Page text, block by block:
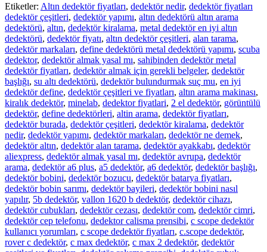
Etiketler: Altın dedektör fiyatları, dedektör nedir, dedektör fiyatları
dedektör çeşitleri, dedektör yapımı, altın dedektörü altın arama
dedektörü, altın, dedektör kiralama, metal dedektör en iyi altın
dedektörü, dedektör fiyatı, altın dedektör çeşitleri, alan tarama,
dedektör markaları, define dedektörü metal dedektörü yapımı, scuba
dedektor, dedektör almak yasal mı, sahibinden dedektör metal
dedektör fiyatları, dedektör almak için gerekli belgeler, dedektör
başlığı, su altı dedektörü, dedektör bulundurmak suç mu, en iyi
dedektör define, dedektör çeşitleri ve fiyatları, altın arama makinası,
kiralık dedektör, minelab, dedektor fiyatlari, 2 el dedektör, görüntülü
dedektör, define dedektörleri, altin arama, dedektör fiyatları,
dedektör burada, dedektör çeşitleri, dedektör kiralama, dedektör
nedir, dedektör yapımı, dedektör markaları, dedektör ne demek,
dedektör altın, dedektör alan tarama, dedektör ayakkabı, dedektör
aliexpress, dedektör almak yasal mı, dedektör avrupa, dedektör
arama, dedektör a6 plus, a5 dedektör, a6 dedektör, dedektör başlığı,
dedektör bobini, dedektör bozucu, dedektör batarya fiyatları,
dedektör bobin sarımı, dedektör bayileri, dedektör bobini nasıl
yapılır, 5b dedektör, vallon 1620 b dedektör, dedektör cihazı,
dedektör cubukları, dedektör cezası, dedektör com, dedektör cimri,
dedektör cep telefonu, dedektor calisma prensibi, c scope dedektör
kullanıcı yorumları, c scope dedektör fiyatları, c.scope dedektör,
rover c dedektör, c max dedektör, c max 2 dedektör, dedektör